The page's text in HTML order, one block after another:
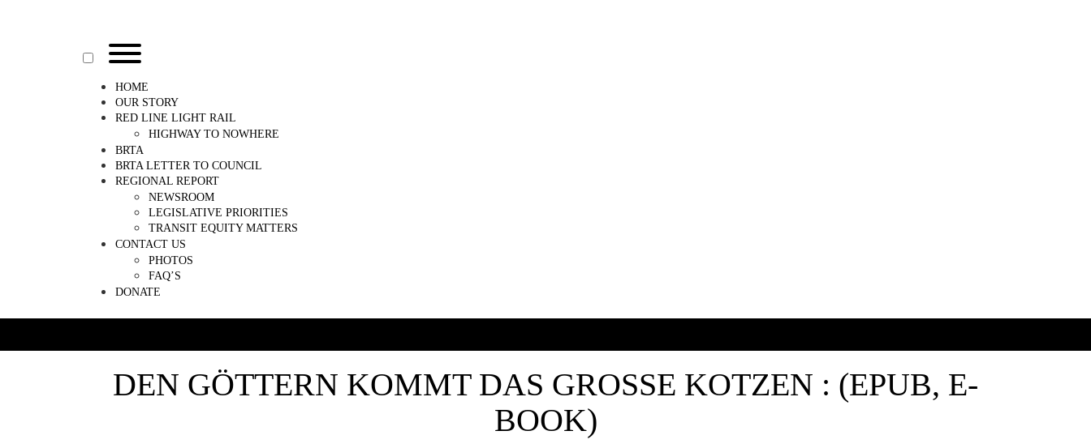
HOME
OUR STORY
RED LINE LIGHT RAIL
HIGHWAY TO NOWHERE
BRTA
BRTA LETTER TO COUNCIL
REGIONAL REPORT
NEWSROOM
LEGISLATIVE PRIORITIES
TRANSIT EQUITY MATTERS
CONTACT US
PHOTOS
FAQ’S
DONATE
DEN GÖTTERN KOMMT DAS GROSSE KOTZEN : (EPUB, E-B
OOK)